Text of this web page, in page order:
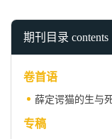
期刊目录 contents
卷首语
薛定谔猫的生与
专稿